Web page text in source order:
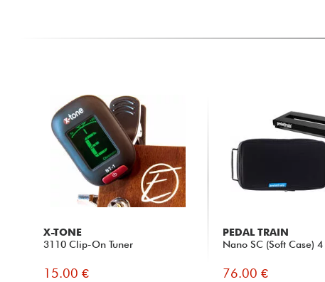
X-TONE
3110 Clip-On Tuner
15.00 €
PEDAL TRAIN
Nano SC (Soft Case)
76.00 €